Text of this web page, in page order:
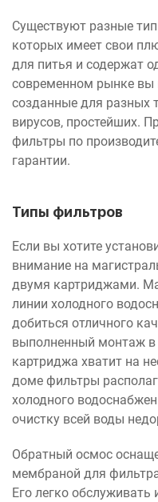
Существуют разные
которых имеет свои
для питья и содержат
современном рынке вы
созданные для разных
вирусов, простейших.
фильтры по
гарантии.
Типы фильтров
Если вы хотите
внимание на
двумя картриджами.
линии холодного
добиться отличного
выполненный монтаж в
картриджа хватит на
доме фильтры
холодного
очистку всей воды
Обратный осмос
мембраной для
Его легко